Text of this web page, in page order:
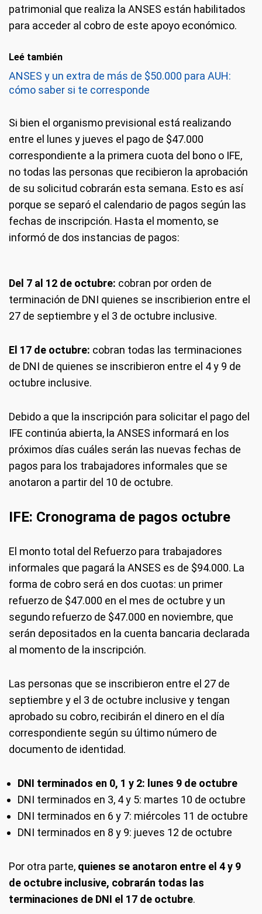
patrimonial que realiza la ANSES están habilitados
para acceder al cobro de este apoyo económico.
Leé también
ANSES y un extra de más de $50.000 para AUH:
cómo saber si te corresponde
Si bien el organismo previsional está realizando
entre el lunes y jueves el pago de $47.000
correspondiente a la primera cuota del bono o IFE,
no todas las personas que recibieron la aprobación
de su solicitud cobrarán esta semana. Esto es así
porque se separó el calendario de pagos según las
fechas de inscripción. Hasta el momento, se
informó de dos instancias de pagos:
Del 7 al 12 de octubre: cobran por orden de
terminación de DNI quienes se inscribierion entre el
27 de septiembre y el 3 de octubre inclusive.
El 17 de octubre: cobran todas las terminaciones
de DNI de quienes se inscribieron entre el 4 y 9 de
octubre inclusive.
Debido a que la inscripción para solicitar el pago del
IFE continúa abierta, la ANSES informará en los
próximos días cuáles serán las nuevas fechas de
pagos para los trabajadores informales que se
anotaron a partir del 10 de octubre.
IFE: Cronograma de pagos octubre
El monto total del Refuerzo para trabajadores
informales que pagará la ANSES es de $94.000. La
forma de cobro será en dos cuotas: un primer
refuerzo de $47.000 en el mes de octubre y un
segundo refuerzo de $47.000 en noviembre, que
serán depositados en la cuenta bancaria declarada
al momento de la inscripción.
Las personas que se inscribieron entre el 27 de
septiembre y el 3 de octubre inclusive y tengan
aprobado su cobro, recibirán el dinero en el día
correspondiente según su último número de
documento de identidad.
DNI terminados en 0, 1 y 2: lunes 9 de octubre
DNI terminados en 3, 4 y 5: martes 10 de octubre
DNI terminados en 6 y 7: miércoles 11 de octubre
DNI terminados en 8 y 9: jueves 12 de octubre
Por otra parte, quienes se anotaron entre el 4 y 9
de octubre inclusive, cobrarán todas las
terminaciones de DNI el 17 de octubre.